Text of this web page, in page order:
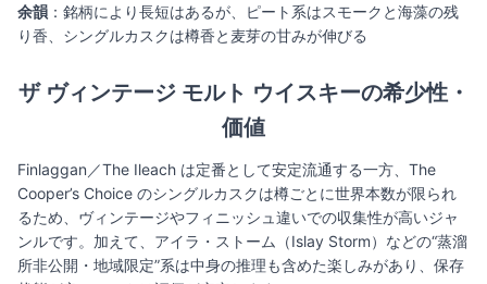
余韻 ：銘柄により長短はあるが、ピート系はスモークと海藻の残
り香、シングルカスクは樽香と麦芽の甘みが伸びる
ザ ヴィンテージ モルト ウイスキーの希少性・
価値
Finlaggan／The Ileach は定番として安定流通する一方、The
Cooper’s Choice のシングルカスクは樽ごとに世界本数が限られ
るため、ヴィンテージやフィニッシュ違いでの収集性が高いジャ
ンルです。加えて、アイラ・ストーム（Islay Storm）などの“蒸溜
所非公開・地域限定”系は中身の推理も含めた楽しみがあり、保存